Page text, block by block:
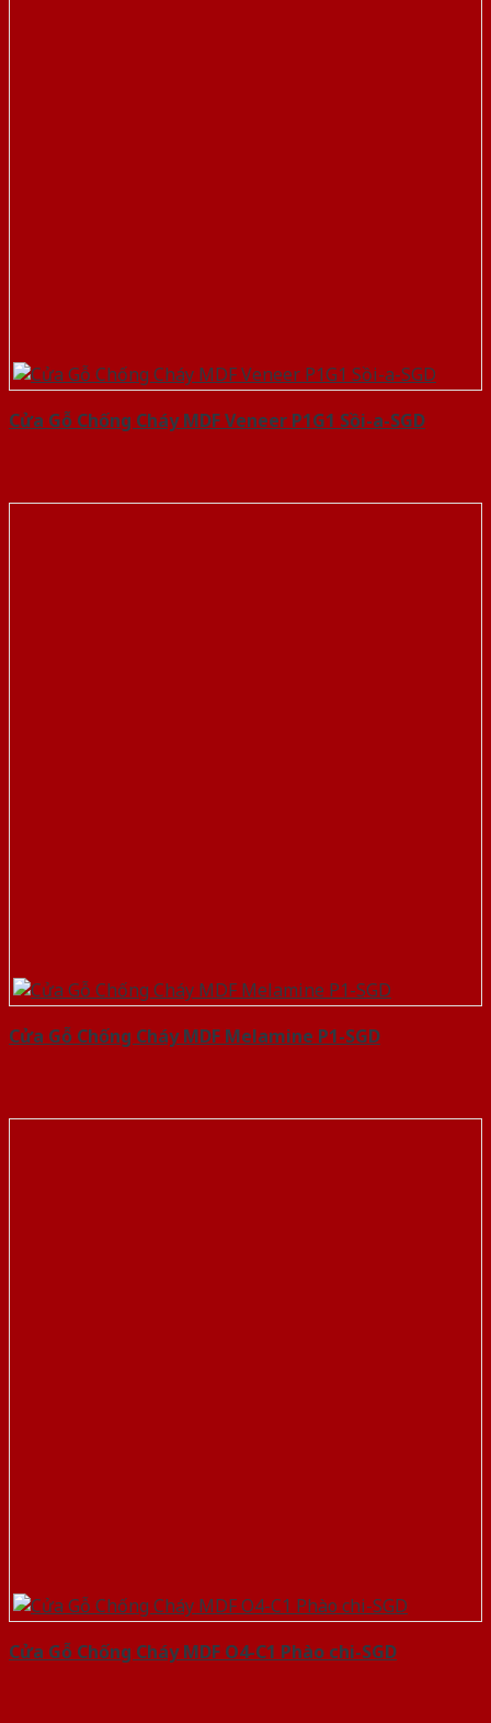
Cửa Gỗ Chống Cháy MDF Veneer P1G1 Sồi-a-SGD
Cửa Gỗ Chống Cháy MDF Melamine P1-SGD
Cửa Gỗ Chống Cháy MDF O4-C1 Phào chi-SGD